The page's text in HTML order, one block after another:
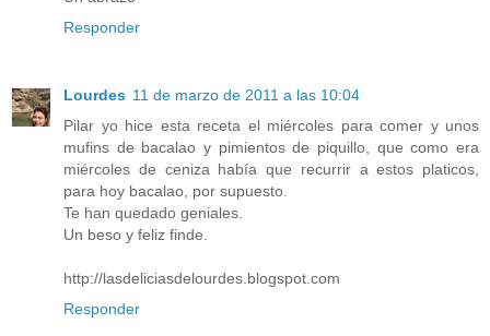
Responder
Lourdes 11 de marzo de 2011 a las 10:04
Pilar yo hice esta receta el miércoles para comer y unos
mufins de bacalao y pimientos de piquillo, que como era
miércoles de ceniza había que recurrir a estos platicos,
para hoy bacalao, por supuesto.
Te han quedado geniales.
Un beso y feliz finde.
http://lasdeliciasdelourdes.blogspot.com
Responder